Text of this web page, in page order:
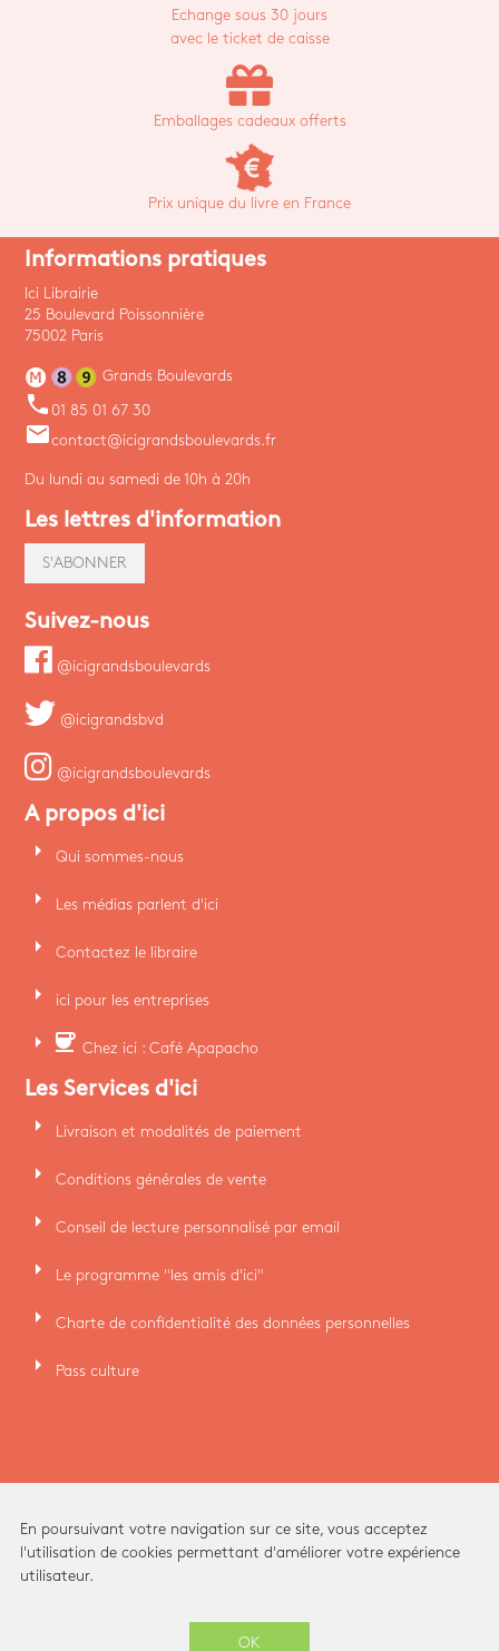
Echange sous 30 jours
avec le ticket de caisse
Emballages cadeaux offerts
Prix unique du livre en France
Informations pratiques
Ici Librairie
25 Boulevard Poissonnière
75002 Paris
Grands Boulevards
phone 01 85 01 67 30
emailcontact@icigrandsboulevards.fr
Du lundi au samedi de 10h à 20h
Les lettres d'information
S'ABONNER
Suivez-nous
@icigrandsboulevards
@icigrandsbvd
@icigrandsboulevards
A propos d'ici
arrow_right Qui sommes-nous
arrow_right Les médias parlent d'ici
arrow_right Contactez le libraire
arrow_right ici pour les entreprises
arrow_right coffee Chez ici : Café Apapacho
Les Services d'ici
arrow_right Livraison et modalités de paiement
arrow_right Conditions générales de vente
arrow_right Conseil de lecture personnalisé par email
arrow_right Le programme "les amis d'ici"
arrow_right Charte de confidentialité des données personnelles
arrow_right Pass culture
Ici Librairie - Paris Grands Boulevards © 2026 -
En poursuivant votre navigation sur ce site, vous acceptez
l'utilisation de cookies permettant d'améliorer votre expérience
utilisateur.
OK